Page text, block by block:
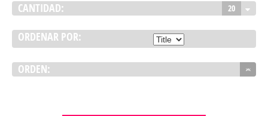
CANTIDAD: 20
ORDENAR POR:
ORDEN: